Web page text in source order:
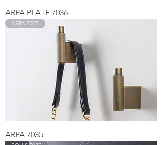
ARPA PLATE 7036
ARPA 7035
ARPA 7035